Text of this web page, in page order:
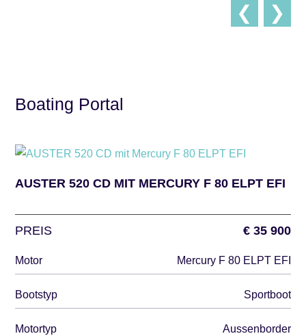
❮ ❯
Boating Portal
AUSTER 520 CD MIT MERCURY F 80 ELPT EFI
PREIS € 35 900
Motor Mercury F 80 ELPT EFI
Bootstyp Sportboot
Motortyp Aussenborder